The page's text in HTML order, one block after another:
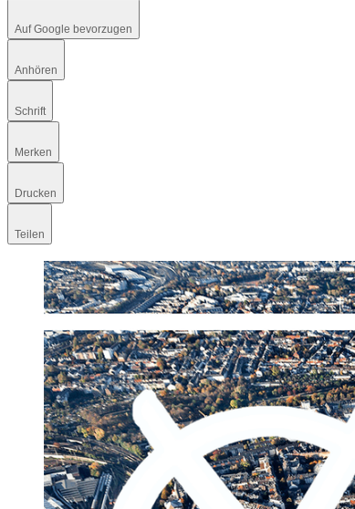
Auf Google bevorzugen
Anhören
Schrift
Merken
Drucken
Teilen